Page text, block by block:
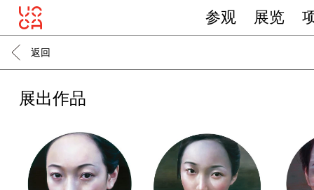
参观 展览
返回
展出作品